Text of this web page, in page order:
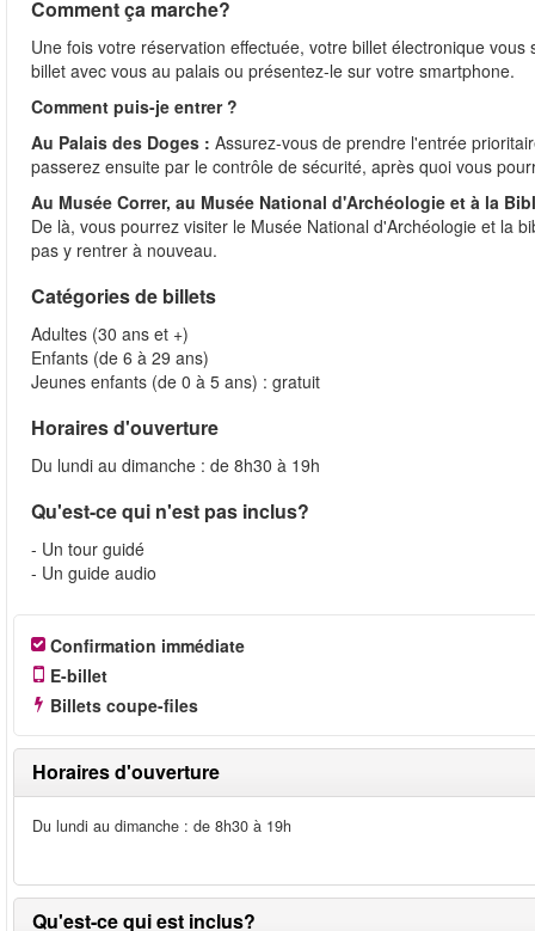
Comment ça marche?
Une fois votre réservation effectuée, votre billet électronique
billet avec vous au palais ou présentez-le sur votre smartphone.
Comment puis-je entrer ?
Au Palais des Doges : Assurez-vous de prendre l'entrée
passerez ensuite par le contrôle de sécurité, après quoi vous
Au Musée Correr, au Musée National d'Archéologie et à la
De là, vous pourrez visiter le Musée National d'Archéologie et la
pas y rentrer à nouveau.
Catégories de billets
Adultes (30 ans et +)
Enfants (de 6 à 29 ans)
Jeunes enfants (de 0 à 5 ans) : gratuit
Horaires d'ouverture
Du lundi au dimanche : de 8h30 à 19h
Qu'est-ce qui n'est pas inclus?
- Un tour guidé
- Un guide audio
Confirmation immédiate
E-billet
Billets coupe-files
Horaires d'ouverture
Du lundi au dimanche : de 8h30 à 19h
Qu'est-ce qui est inclus?